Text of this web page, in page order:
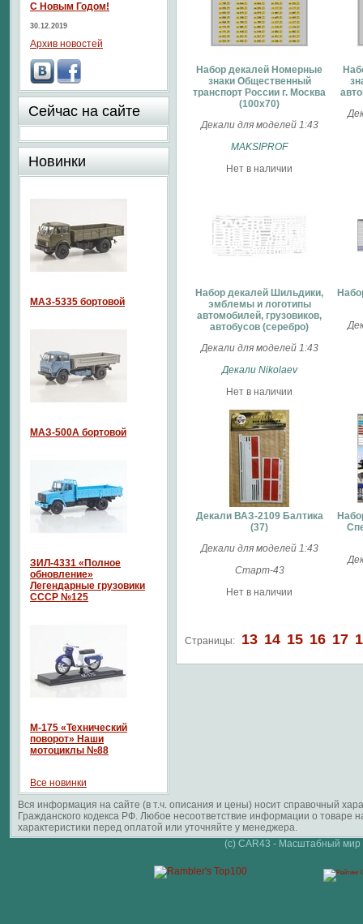
Набор декалей Номерные
знаки Общественный
транспорт России г. Москва
(100х70)
Декали для моделей 1:43
MAKSIPROF
Нет в наличии
Набор декалей Шильдики,
эмблемы и логотипы
автомобилей, грузовиков,
автобусов (серебро)
Декали для моделей 1:43
Декали Nikolaev
Нет в наличии
Декали ВАЗ-2109 Балтика
(37)
Декали для моделей 1:43
Старт-43
Нет в наличии
Страницы: 13 14 15 16 17
С Новым Годом!
30.12.2019
Архив новостей
Сейчас на сайте
Новинки
МАЗ-5335 бортовой
МАЗ-500А бортовой
ЗИЛ-4331 «Полное
обновление»
Легендарные грузовики
СССР №125
М-175 «Технический
поворот» Наши
мотоциклы №88
Все новинки
Вся информация на сайте (в т.ч. описания и цены) носит справочный
Гражданского кодекса РФ. Любое несоответствие информации о
характеристики перед оплатой или уточняйте у менеджера.
(c) CAR43 - Масштабный мир